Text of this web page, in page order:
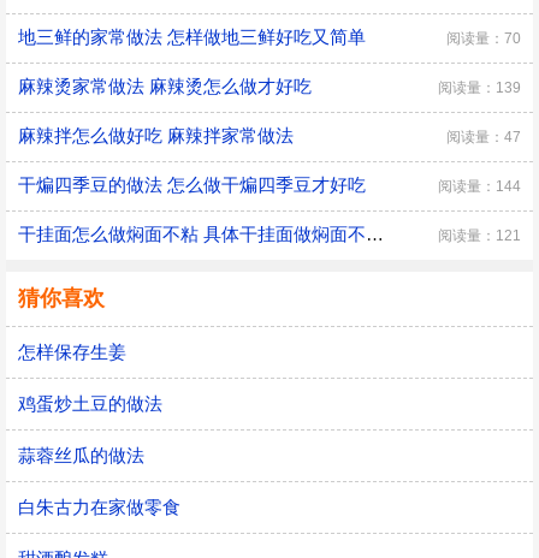
地三鲜的家常做法 怎样做地三鲜好吃又简单 阅读量：70
麻辣烫家常做法 麻辣烫怎么做才好吃 阅读量：139
麻辣拌怎么做好吃 麻辣拌家常做法 阅读量：47
干煸四季豆的做法 怎么做干煸四季豆才好吃 阅读量：144
干挂面怎么做焖面不粘 具体干挂面做焖面不粘的方法 阅读量：121
猜你喜欢
怎样保存生姜
鸡蛋炒土豆的做法
蒜蓉丝瓜的做法
白朱古力在家做零食